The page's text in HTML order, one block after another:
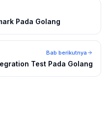
Pada Golang
Bab berikutnya
Test Pada Golang